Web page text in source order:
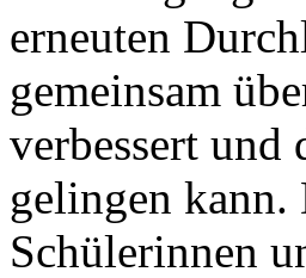
erneuten
gemeinsam
verbessert
gelingen kann.
Schülerinnen